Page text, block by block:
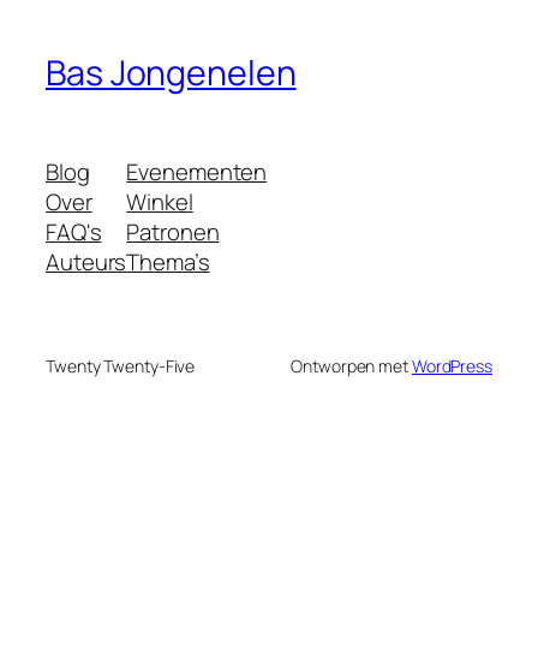
Bas Jongenelen
Blog
Over
FAQ's
Auteurs
Evenementen
Winkel
Patronen
Thema’s
Twenty Twenty-Five Ontworpen metWordPress